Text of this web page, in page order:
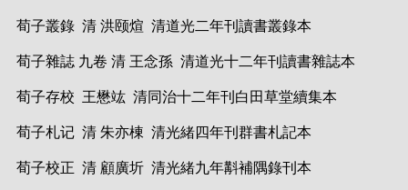
荀子叢錄 清 洪颐煊 清道光二年刊讀書叢錄本
荀子雜誌 九卷 清 王念孫 清道光十二年刊讀書雜誌本
荀子存校 王懋竑 清同治十二年刊白田草堂續集本
荀子札记 清 朱亦棟 清光緒四年刊群書札記本
荀子校正 清 顧廣圻 清光緒九年斠補隅錄刊本